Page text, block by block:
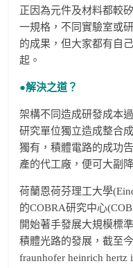
正因為元件及材料都較
一規格，不同實驗室或
的成果，但大家都有自
起。
●解決之道？
架構不同造成研發成本
研究單位獨立造成整合
獨有，積體電路的成功
產的代工廠，便可大副
荷蘭恩荷芬理工大學
的COBRA研究中心
開始著手發展大規模標
積體光路的發展，截至
fraunhofer heinrich